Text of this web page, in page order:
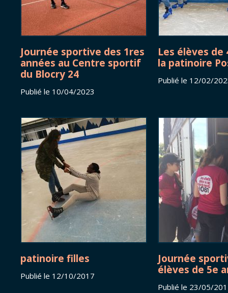
Journée sportive des 1res
années au Centre sportif
du Blocry 24
Publié le 10/04/2023
Les élèves de
la patinoire
Publié le 12/02/
patinoire filles
Publié le 12/10/2017
Journée
élèves de 5e
Publié le 23/05/